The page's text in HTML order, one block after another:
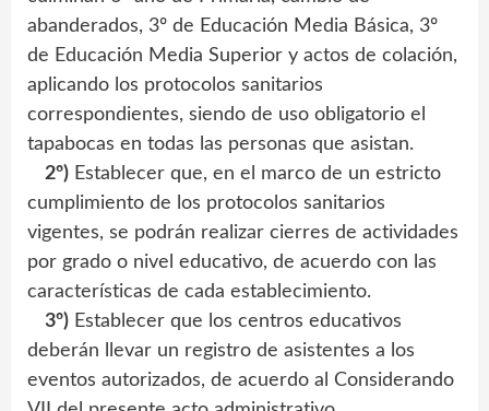
abanderados, 3º de Educación Media Básica, 3º
de Educación Media Superior y actos de colación,
aplicando los protocolos sanitarios
correspondientes, siendo de uso obligatorio el
tapabocas en todas las personas que asistan.
2º) Establecer que, en el marco de un estricto
cumplimiento de los protocolos sanitarios
vigentes, se podrán realizar cierres de actividades
por grado o nivel educativo, de acuerdo con las
características de cada establecimiento.
3º) Establecer que los centros educativos
deberán llevar un registro de asistentes a los
eventos autorizados, de acuerdo al Considerando